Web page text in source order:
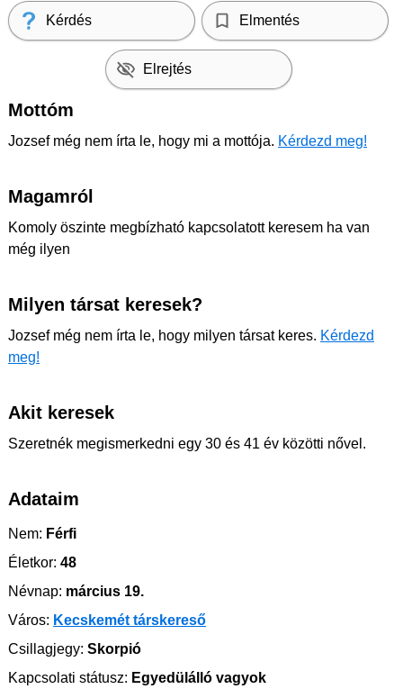
Kérdés Elmentés
Elrejtés
Mottóm
Jozsef még nem írta le, hogy mi a mottója. Kérdezd meg!
Magamról
Komoly öszinte megbízható kapcsolatott keresem ha van
még ilyen
Milyen társat keresek?
Jozsef még nem írta le, hogy milyen társat keres. Kérdezd
meg!
Akit keresek
Szeretnék megismerkedni egy 30 és 41 év közötti nővel.
Adataim
Nem: Férfi
Életkor: 48
Névnap: március 19.
Város: Kecskemét társkereső
Csillagjegy: Skorpió
Kapcsolati státusz: Egyedülálló vagyok